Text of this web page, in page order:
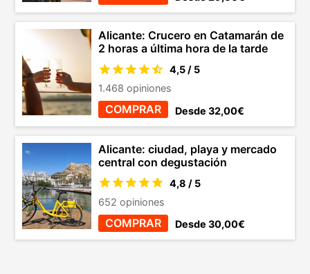
Alicante: Crucero en Catamarán de
2 horas a última hora de la tarde
4,5 / 5
1.468 opiniones
COMPRAR Desde 32,00€
Alicante: ciudad, playa y mercado
central con degustación
4,8 / 5
652 opiniones
COMPRAR Desde 30,00€